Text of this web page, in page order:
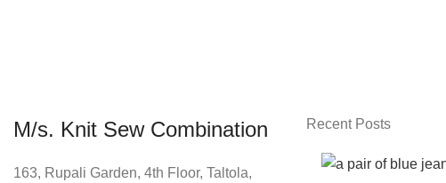
M/s. Knit Sew Combination
163, Rupali Garden, 4th Floor, Taltola,
Recent Posts